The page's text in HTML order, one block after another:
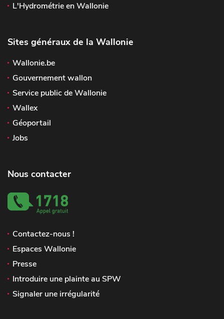
L'Hydrométrie en Wallonie
Sites généraux de la Wallonie
Wallonie.be
Gouvernement wallon
Service public de Wallonie
Wallex
Géoportail
Jobs
Nous contacter
Contactez-nous !
Espaces Wallonie
Presse
Introduire une plainte au SPW
Signaler une irrégularité